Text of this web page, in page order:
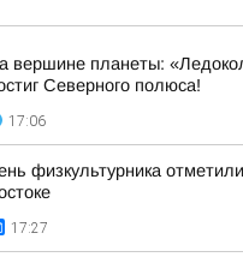
вершине планеты:
Северного полюса!
17:06
физкультурника
17:27